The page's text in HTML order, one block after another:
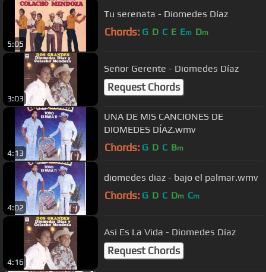
5:05
Tu serenata - Diomedes Díaz
Chords: G D C E Em Dm
3:03
Señor Gerente - Diomedes Díaz
Request Chords
4:13
UNA DE MIS CANCIONES DE
DIOMEDES DÍAZ.wmv
Chords: G D C Bm
4:02
diomedes diaz - bajo el palmar.wmv
Chords: G D C Dm Cm
4:16
Asi Es La Vida - Diomedes Díaz
Request Chords